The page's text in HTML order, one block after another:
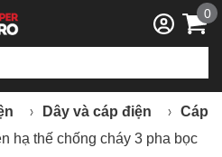
0
Dây và cáp điện
Cáp
hạ thế chống cháy 3 pha bọc